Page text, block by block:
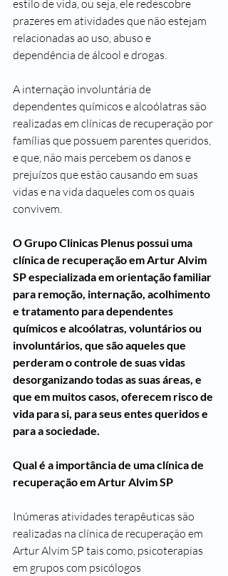
estilo de vida, ou seja, ele redescobre
prazeres em atividades que não estejam
relacionadas ao uso, abuso e
dependência de álcool e drogas.
A internação involuntária de
dependentes químicos e alcoólatras são
realizadas em clínicas de recuperação por
famílias que possuem parentes queridos,
e que, não mais percebem os danos e
prejuízos que estão causando em suas
vidas e na vida daqueles com os quais
convivem.
O Grupo Clinicas Plenus possui uma
clínica de recuperação em Artur Alvim
SP especializada em orientação familiar
para remoção, internação, acolhimento
e tratamento para dependentes
químicos e alcoólatras, voluntários ou
involuntários, que são aqueles que
perderam o controle de suas vidas
desorganizando todas as suas áreas, e
que em muitos casos, oferecem risco de
vida para si, para seus entes queridos e
para a sociedade.
Qual é a importância de uma clínica de
recuperação em Artur Alvim SP
Inúmeras atividades terapêuticas são
realizadas na clínica de recuperação em
Artur Alvim SP tais como, psicoterapias
em grupos com psicólogos